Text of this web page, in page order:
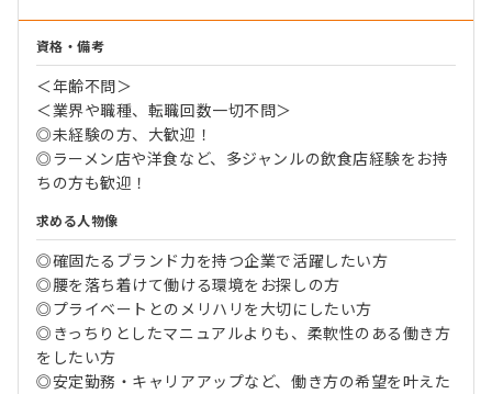
資格・備考
＜年齢不問＞
＜業界や職種、転職回数一切不問＞
◎未経験の方、大歓迎！
◎ラーメン店や洋食など、多ジャンルの飲食店経験をお持
ちの方も歓迎！
求める人物像
◎確固たるブランド力を持つ企業で活躍したい方
◎腰を落ち着けて働ける環境をお探しの方
◎プライベートとのメリハリを大切にしたい方
◎きっちりとしたマニュアルよりも、柔軟性のある働き方
をしたい方
◎安定勤務・キャリアアップなど、働き方の希望を叶えた